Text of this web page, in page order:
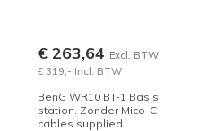
€ 263,64 Excl. BTW
€ 319,- Incl. BTW
BenG WR10 BT-1 Basis
station. Zonder Mico-C
cables supplied